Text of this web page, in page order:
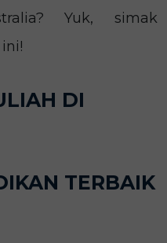
Yuk, simak
DI
TERBAIK